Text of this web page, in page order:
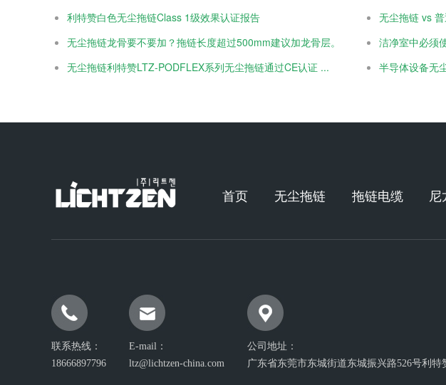
利特赞白色无尘拖链Class 1级效果认证报告
无尘拖链 vs
无尘拖链龙骨要不要加？拖链长度超过500mm建议加龙骨层。
洁净室中必须
无尘拖链利特赞LTZ-PODFLEX系列无尘拖链通过CE认证 ...
半导体设备无
首页 无尘拖链 拖链电缆 尼
联系热线：
18666897796
E-mail：
ltz@lichtzen-china.com
公司地址：
广东省东莞市东城街道东城振兴路526号利特